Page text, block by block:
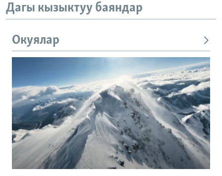
Дагы кызыктуу баяндар
Окуялар